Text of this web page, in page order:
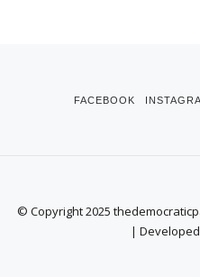
FACEBOOK
© Copyright 2025
|